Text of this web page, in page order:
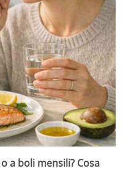
a boli mensili? Cosa